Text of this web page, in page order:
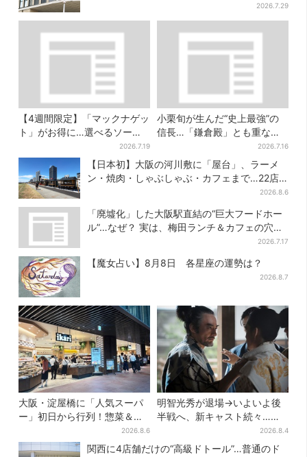
2026.7.29
【4週間限定】「マックナゲッ
ト」がお得に…選べるソース
は全4種 ポケモンパッケージ
は今だけ
2026.7.19
小栗旬が生んだ“史上最強”の
信長…「鎌倉殿」とも重な
る、にじむ悲しみが“名人
芸”【豊臣兄弟】
2026.7.16
【日本初】大阪の河川敷に「屋台」、ラーメ
ン・焼肉・しゃぶしゃぶ・カフェまで…22店
2026.8.6
「廃墟化」した大阪駅直結の“巨大フードホー
ル”…なぜ？ 実は、梅田ランチ＆カフェの穴場
2026.7.17
【魔女占い】8月8日 各星座の運勢は？
2026.8.7
大阪・淀屋橋に「人気スーパ
ー」初日から行列！惣菜＆弁
当コーナーは大幅に拡大…人
気商品は？
2026.8.6
明智光秀が退場→いよいよ後
半戦へ、新キャスト続々…
「豊臣兄弟！」振り返り＆第
30回あらすじ
2026.8.4
関西に4店舗だけの“高級ドトール”…普通のド